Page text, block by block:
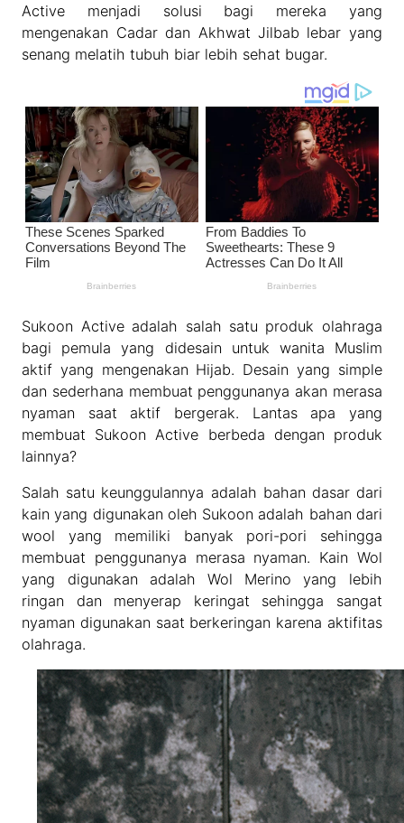
Active menjadi solusi bagi mereka yang
mengenakan Cadar dan Akhwat Jilbab lebar yang
senang melatih tubuh biar lebih sehat bugar.
Sukoon Active adalah salah satu produk olahraga
bagi pemula yang didesain untuk wanita Muslim
aktif yang mengenakan Hijab. Desain yang simple
dan sederhana membuat penggunanya akan merasa
nyaman saat aktif bergerak. Lantas apa yang
membuat Sukoon Active berbeda dengan produk
lainnya?
Salah satu keunggulannya adalah bahan dasar dari
kain yang digunakan oleh Sukoon adalah bahan dari
wool yang memiliki banyak pori-pori sehingga
membuat penggunanya merasa nyaman. Kain Wol
yang digunakan adalah Wol Merino yang lebih
ringan dan menyerap keringat sehingga sangat
nyaman digunakan saat berkeringan karena aktifitas
olahraga.